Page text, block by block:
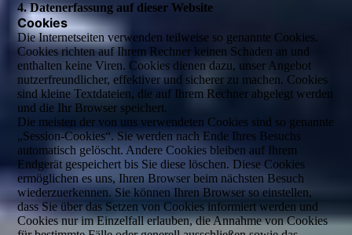
4. Datenerfassung auf dieser Website
Cookies
Die Internetseiten verwenden teilweise so genannte Cookies.
Cookies richten auf Ihrem Rechner keinen Schaden an und
enthalten keine Viren. Cookies dienen dazu, unser Angebot
nutzerfreundlicher, effektiver und sicherer zu machen. Cookies
sind kleine Textdateien, die auf Ihrem Rechner abgelegt werden
und die Ihr Browser speichert.
Die meisten der von uns verwendeten Cookies sind so genannte
„Session-Cookies“. Sie werden nach Ende Ihres Besuchs
automatisch gelöscht. Andere Cookies bleiben auf Ihrem
Endgerät gespeichert bis Sie diese löschen. Diese Cookies
ermöglichen es uns, Ihren Browser beim nächsten Besuch
wiederzuerkennen. Sie können Ihren Browser so einstellen,
dass Sie über das Setzen von Cookies informiert werden und
Cookies nur im Einzelfall erlauben, die Annahme von Cookies